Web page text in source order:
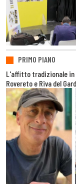
PRIMO PIANO
L'affitto tradizionale in
Rovereto e Riva del